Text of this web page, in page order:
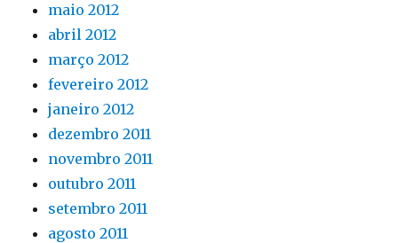
maio 2012
abril 2012
março 2012
fevereiro 2012
janeiro 2012
dezembro 2011
novembro 2011
outubro 2011
setembro 2011
agosto 2011